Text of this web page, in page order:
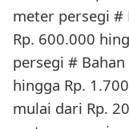
meter persegi #
Rp. 600.000
persegi #
hingga Rp.
mulai dari Rp.